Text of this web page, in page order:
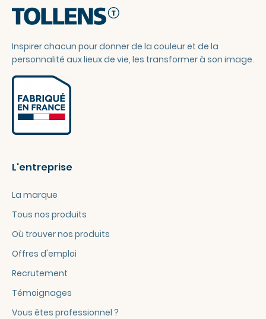
Inspirer chacun pour donner de la couleur et de la
personnalité aux lieux de vie, les transformer à son image.
L'entreprise
La marque
Tous nos produits
Où trouver nos produits
Offres d'emploi
Recrutement
Témoignages
Vous êtes professionnel ?